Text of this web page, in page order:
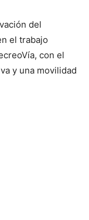
del
el trabajo
con el
y una movilidad